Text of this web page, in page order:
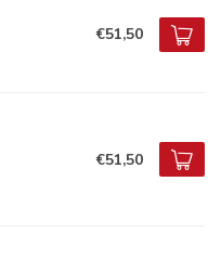
€51,50
€51,50